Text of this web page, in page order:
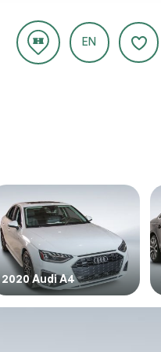
EN
2020 Audi A4